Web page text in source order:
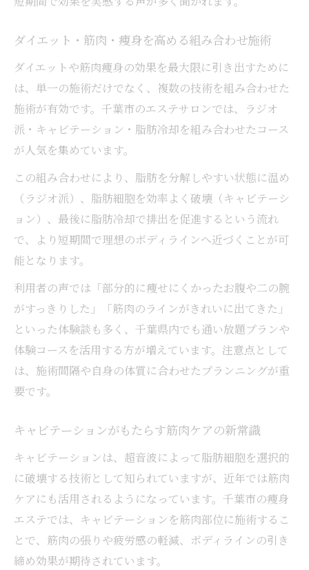
ダイエット・筋肉・痩身を高める組み合わせ施術
ダイエットや筋肉痩身の効果を最大限に引き出すために
は、単一の施術だけでなく、複数の技術を組み合わせた
施術が有効です。千葉市のエステサロンでは、ラジオ
派・キャビテーション・脂肪冷却を組み合わせたコース
が人気を集めています。
この組み合わせにより、脂肪を分解しやすい状態に温め
（ラジオ派）、脂肪細胞を効率よく破壊（キャビテーシ
ョン）、最後に脂肪冷却で排出を促進するという流れ
で、より短期間で理想のボディラインへ近づくことが可
能となります。
利用者の声では「部分的に痩せにくかったお腹や二の腕
がすっきりした」「筋肉のラインがきれいに出てきた」
といった体験談も多く、千葉県内でも通い放題プランや
体験コースを活用する方が増えています。注意点として
は、施術間隔や自身の体質に合わせたプランニングが重
要です。
キャビテーションがもたらす筋肉ケアの新常識
キャビテーションは、超音波によって脂肪細胞を選択的
に破壊する技術として知られていますが、近年では筋肉
ケアにも活用されるようになっています。千葉市の痩身
エステでは、キャビテーションを筋肉部位に施術するこ
とで、筋肉の張りや疲労感の軽減、ボディラインの引き
締め効果が期待されています。